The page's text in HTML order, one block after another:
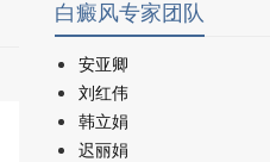
白癜风专家团队
安亚卿
刘红伟
韩立娟
迟丽娟